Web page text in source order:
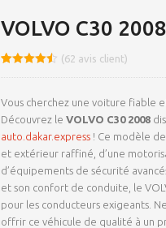
VOLVO C30 2008
basé sur
notations
client
(62 avis client)
Vous cherchez une voiture fiable
Découvrez le VOLVO C30 2008
auto.dakar.express! Ce modèle de
et extérieur raffiné, d’une
d’équipements de sécurité
et son confort de conduite, le
pour les conducteurs exigeants.
offrir ce véhicule de qualité à un